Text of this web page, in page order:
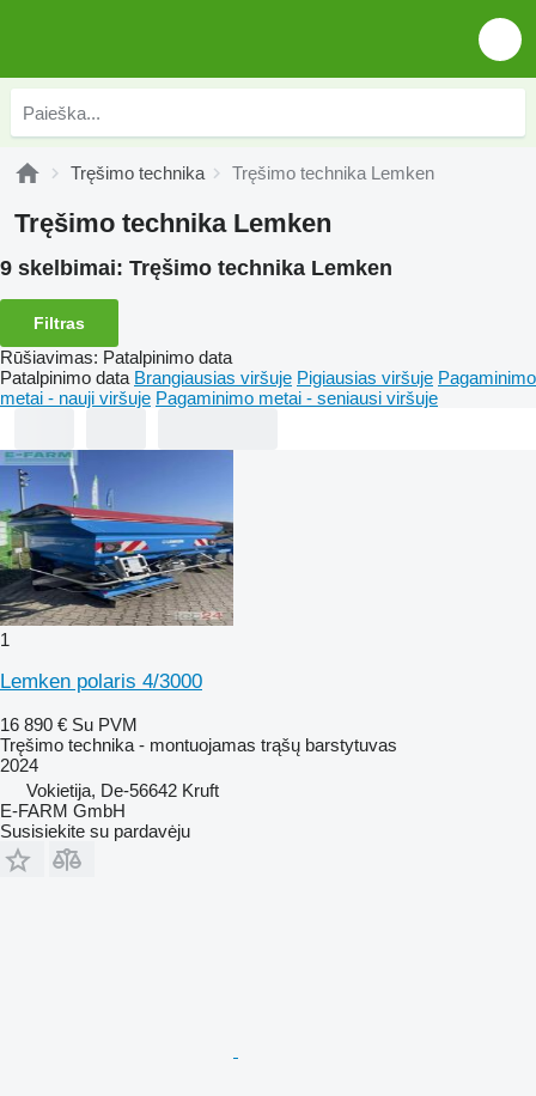
Tręšimo technika Tręšimo technika Lemken
Tręšimo technika Lemken
9 skelbimai: Tręšimo technika Lemken
Filtras
Rūšiavimas: Patalpinimo data
Patalpinimo data Brangiausias viršuje Pigiausias viršuje Pagaminimo
metai - nauji viršuje Pagaminimo metai - seniausi viršuje
1
Lemken polaris 4/3000
16 890 € Su PVM
Tręšimo technika - montuojamas trąšų barstytuvas
2024
Vokietija, De-56642 Kruft
E-FARM GmbH
Susisiekite su pardavėju